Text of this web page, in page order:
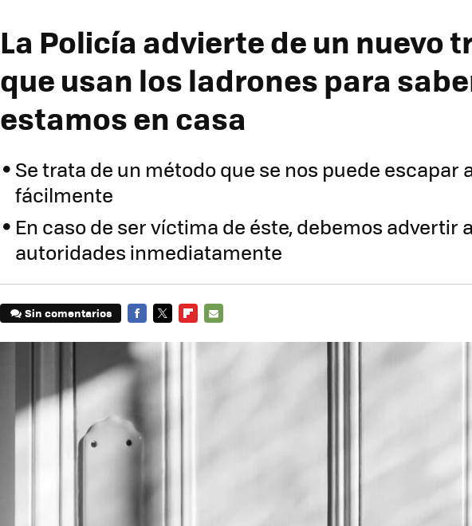
La Policía advierte de un nuevo
que usan los ladrones para
estamos en casa
Se trata de un método que se nos puede escapar
fácilmente
En caso de ser víctima de éste, debemos advertir
autoridades inmediatamente
Sin comentarios